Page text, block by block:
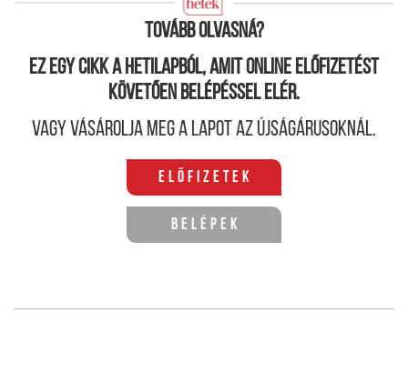
törvényeket a helyükön tartják.
Tovább olvasná?
Ez egy cikk a hetilapból, amit online előfizetést
követően belépéssel elér.
Vagy vásárolja meg a lapot az újságárusoknál.
Előfizetek
Belépek